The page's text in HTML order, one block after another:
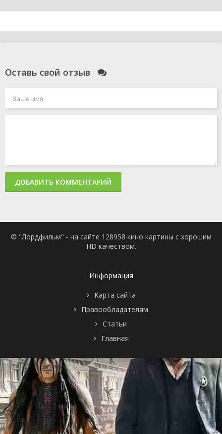
Оставь свой отзыв
ДОБАВИТЬ КОММЕНТАРИЙ
© "Лордфильм" - на сайте 128958 кино картины с хорошим
HD качеством.
Информация
Карта сайта
Правообладателям
Статьи
Главная